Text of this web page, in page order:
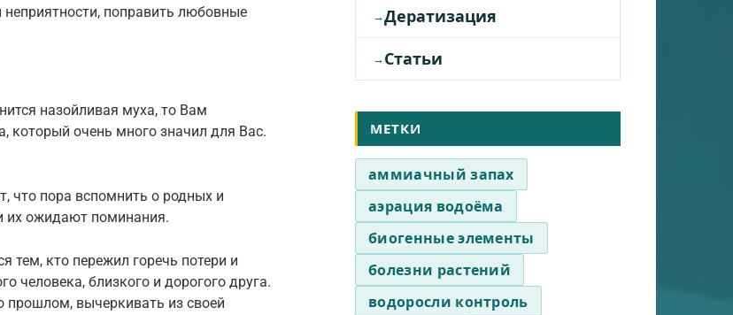
поправить любовные
назойливая муха, то Вам
который очень много значил для Вас.
что пора вспомнить о родных и
их ожидают поминания.
тем, кто пережил горечь потери и
человека, близкого и дорогого друга.
прошлом, вычеркивать из своей
Дератизация
Статьи
МЕТКИ
аммиачный запах
аэрация водоёма
биогенные элементы
болезни растений
водоросли контроль